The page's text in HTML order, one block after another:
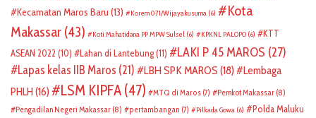
Kecamatan Maros Baru (13) Korem 071/Wijayakusuma (6)
Kota
Makassar (43) Koti Mahatidana PP MPW Sulsel (6) KPKNL PALOPO (6)
KTT
ASEAN 2022 (10) Lahan di Lantebung(11) LAKI P 45 MAROS (27)
Lapas kelas IIB Maros (21) LBH SPK MAROS (18)
Lembaga
PHLH (16) LSM KIPFA (47) MTQ di Maros (7) Pemkot Makassar (8)
Pengadilan Negeri Makassar (8) pertambangan (7) Pilkada Gowa (6)
Polda Maluku